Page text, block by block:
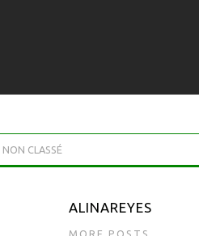
NON CLASSÉ
ALINAREYES
MORE POSTS